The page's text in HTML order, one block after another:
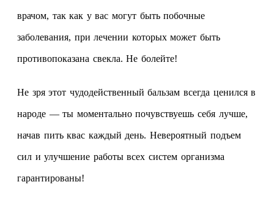
врачом, так как у вас могут быть побочные
заболевания, при лечении которых может быть
противопоказана свекла. Не болейте!
Не зря этот чудодейственный бальзам всегда ценился в
народе — ты моментально почувствуешь себя лучше,
начав пить квас каждый день. Невероятный подъем
сил и улучшение работы всех систем организма
гарантированы!